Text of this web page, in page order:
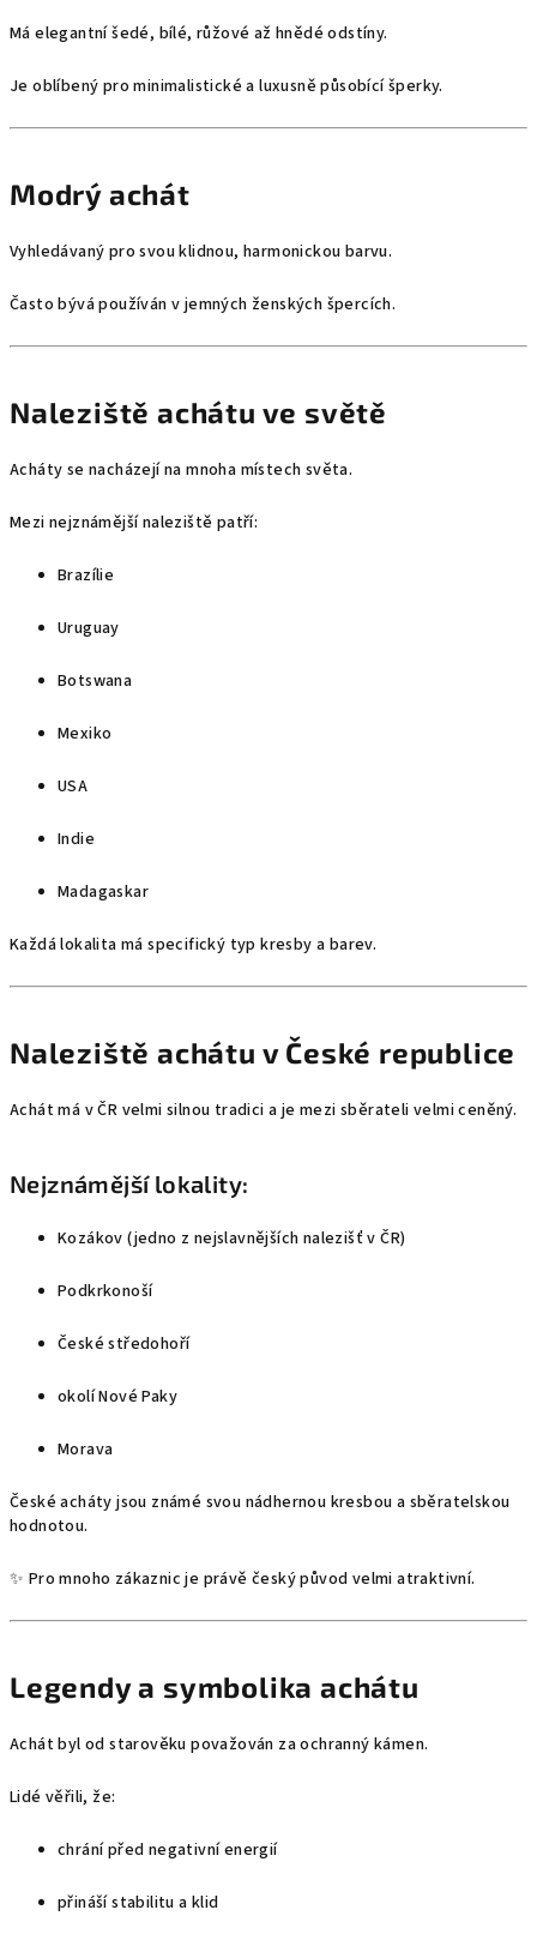
Má elegantní šedé, bílé, růžové až hnědé odstíny.
Je oblíbený pro minimalistické a luxusně působící šperky.
Modrý achát
Vyhledávaný pro svou klidnou, harmonickou barvu.
Často bývá používán v jemných ženských špercích.
Naleziště achátu ve světě
Acháty se nacházejí na mnoha místech světa.
Mezi nejznámější naleziště patří:
Brazílie
Uruguay
Botswana
Mexiko
USA
Indie
Madagaskar
Každá lokalita má specifický typ kresby a barev.
Naleziště achátu v České republice
Achát má v ČR velmi silnou tradici a je mezi sběrateli velmi ceněný.
Nejznámější lokality:
Kozákov (jedno z nejslavnějších nalezišť v ČR)
Podkrkonoší
České středohoří
okolí Nové Paky
Morava
České acháty jsou známé svou nádhernou kresbou a sběratelskou
hodnotou.
✨ Pro mnoho zákaznic je právě český původ velmi atraktivní.
Legendy a symbolika achátu
Achát byl od starověku považován za ochranný kámen.
Lidé věřili, že:
chrání před negativní energií
přináší stabilitu a klid